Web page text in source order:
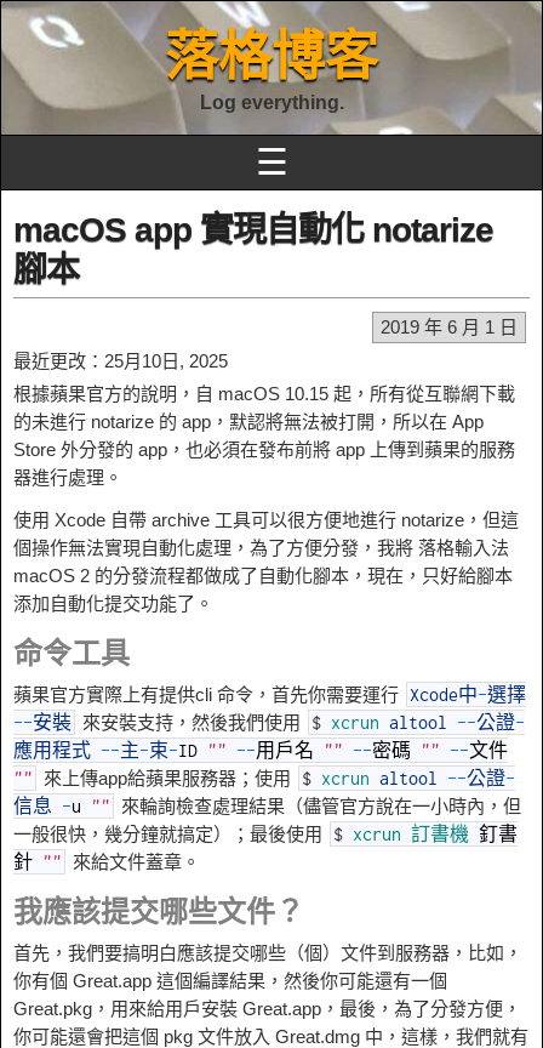
落格博客
Log everything.
☰
macOS app 實現自動化 notarize
腳本
2019 年 6 月 1 日
最近更改：25月10日, 2025
根據蘋果官方的說明，自 macOS 10.15 起，所有從互聯網下載
的未進行 notarize 的 app，默認將無法被打開，所以在 App
Store 外分發的 app，也必須在發布前將 app 上傳到蘋果的服務
器進行處理。
使用 Xcode 自帶 archive 工具可以很方便地進行 notarize，但這
個操作無法實現自動化處理，為了方便分發，我將 落格輸入法
macOS 2 的分發流程都做成了自動化腳本，現在，只好給腳本
添加自動化提交功能了。
命令工具
蘋果官方實際上有提供cli 命令，首先你需要運行 Xcode中-選擇
--安裝 來安裝支持，然後我們使用 $ xcrun altool --公證-
應用程式 --主-束-ID "" --用戶名 "" --密碼 "" --文件
""
來上傳app給蘋果服務器；使用 $ xcrun altool --公證-
信息
-u ""
來輪詢檢查處理結果（儘管官方說在一小時內，但
一般很快，幾分鐘就搞定）；最後使用
$ xcrun 訂書機 釘書
針
"" 來給文件蓋章。
我應該提交哪些文件？
首先，我們要搞明白應該提交哪些（個）文件到服務器，比如，
你有個 Great.app 這個編譯結果，然後你可能還有一個
Great.pkg，用來給用戶安裝 Great.app，最後，為了分發方便，
你可能還會把這個 pkg 文件放入 Great.dmg 中，這樣，我們就有